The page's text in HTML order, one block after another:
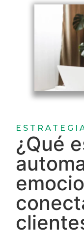
¿Qué